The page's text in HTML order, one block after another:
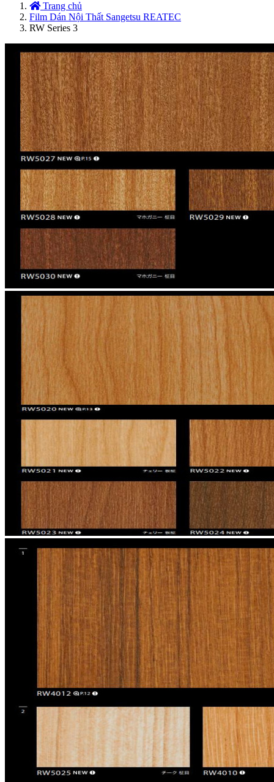
Trang chủ
Film Dán Nội Thất Sangetsu REATEC
RW Series 3